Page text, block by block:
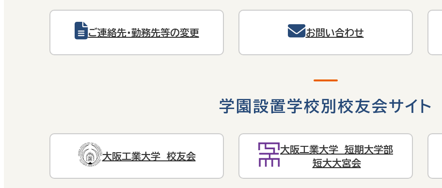
ご連絡先・勤務先等の変更 お問い合わせ
学園設置学校別校友会サイト
大阪工業大学 校友会
大阪工業大学 短期大学部
短大大宮会